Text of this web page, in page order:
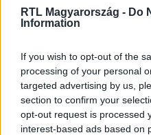
RTL Magyarország - Do
Information
If you wish to opt-out of the
processing of your personal
targeted advertising by us,
section to confirm your
opt-out request is processed
interest-based ads based on